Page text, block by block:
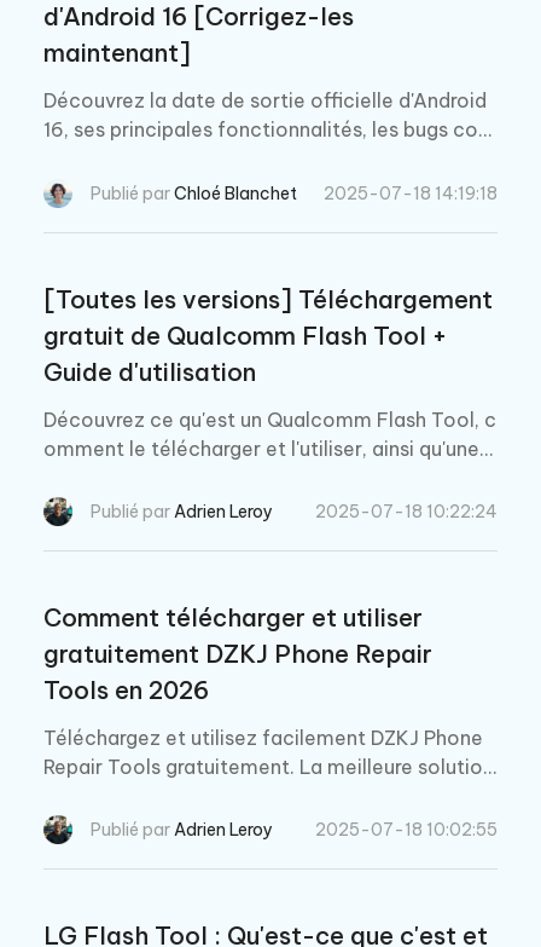
d'Android 16 [Corrigez-les
maintenant]
Découvrez la date de sortie officielle d'Android
16, ses principales fonctionnalités, les bugs con
toute sécurité. Un guide incontournable pour les
Publié parChloé Blanchet 2025-07-18 14:19:18
[Toutes les versions] Téléchargement
gratuit de Qualcomm Flash Tool +
Guide d'utilisation
Découvrez ce qu'est un Qualcomm Flash Tool, c
omment le télécharger et l'utiliser, ainsi qu'une
2026 !Publié parAdrien Leroy 2025-07-18 10:22:24
Comment télécharger et utiliser
gratuitement DZKJ Phone Repair
Tools en 2026
Téléchargez et utilisez facilement DZKJ Phone
Repair Tools gratuitement. La meilleure solution
cations. 100 % fonctionnel et facile à utiliser.
Publié parAdrien Leroy 2025-07-18 10:02:55
LG Flash Tool : Qu'est-ce que c'est et